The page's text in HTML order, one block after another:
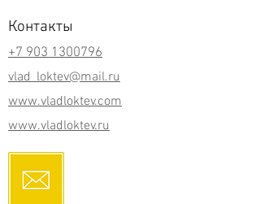
Контакты
+7 903 1300796
vlad_loktev@mail.ru
www.vladloktev.com
www.vladloktev.ru